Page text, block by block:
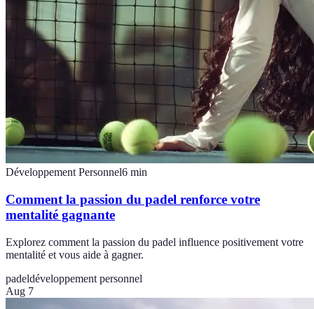
Développement Personnel6 min
Comment la passion du padel renforce votre
mentalité gagnante
Explorez comment la passion du padel influence positivement votre
mentalité et vous aide à gagner.
padeldéveloppement personnel
Aug 7